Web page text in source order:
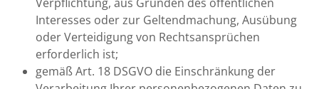
Interesses oder zur Geltendmachung, Ausübung
oder Verteidigung von Rechtsansprüchen
erforderlich ist;
gemäß Art. 18 DSGVO die Einschränkung der